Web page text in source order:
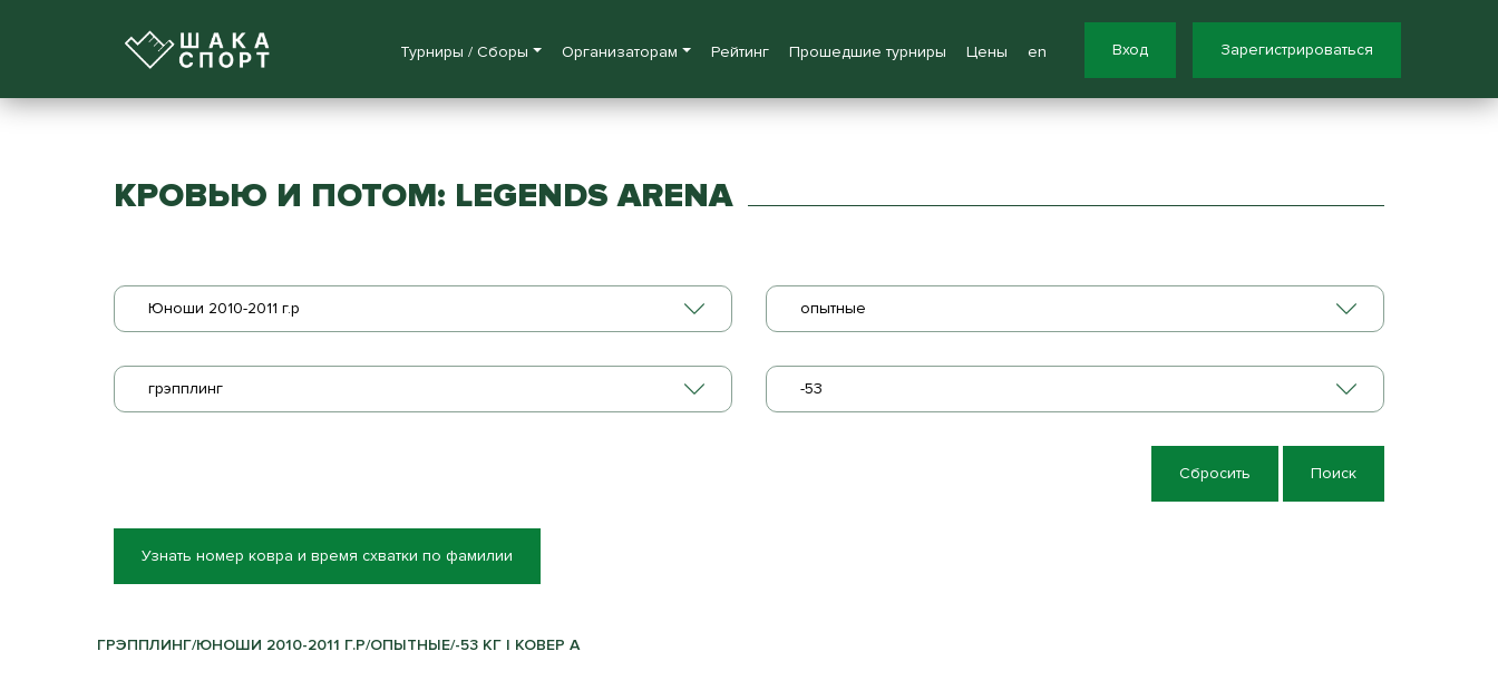
Турниры / Сборы Организаторам Рейтинг Прошедшие турниры Цены en Вход Зарегистрироваться
КРОВЬЮ И ПОТОМ: LEGENDS ARENA
Юноши 2010-2011 г.р опытные
грэпплинг -53
Сбросить Поиск
Узнать номер ковра и время схватки по фамилии
ГРЭППЛИНГ/ЮНОШИ 2010-2011 Г.Р/ОПЫТНЫЕ/-53 КГ | КОВЕР A